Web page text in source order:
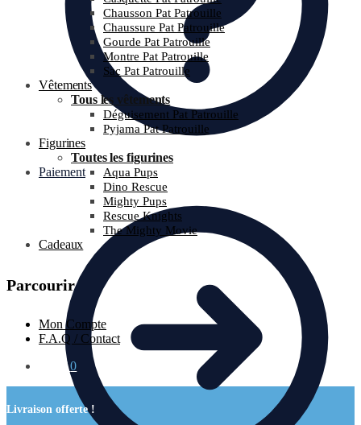
Paiement
Chausson Pat Patrouille
Chaussure Pat Patrouille
Gourde Pat Patrouille
Montre Pat Patrouille
Sac Pat Patrouille
Vêtements
Tous les vêtements
Déguisement Pat Patrouille
Pyjama Pat Patrouille
Figurines
Toutes les figurines
Aqua Pups
Dino Rescue
Mighty Pups
Rescue Knights
The Mighty Movie
Cadeaux
Parcourir
Mon Compte
F.A.Q / Contact
€ 0
Livraison offerte !